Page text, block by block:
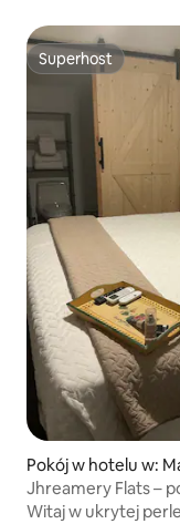
Superhost
Superhost
Pokój w hotelu w:
Jhreamery Flats –
typu King
Witaj w ukrytej